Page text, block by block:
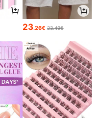
23.26€ 23.49€